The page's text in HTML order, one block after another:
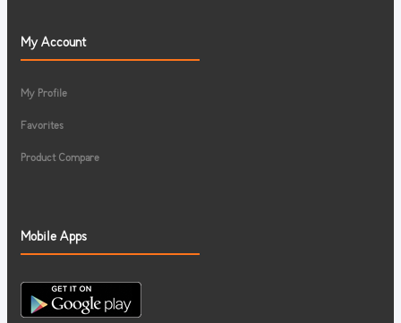
My Account
My Profile
Favorites
Product Compare
Mobile Apps